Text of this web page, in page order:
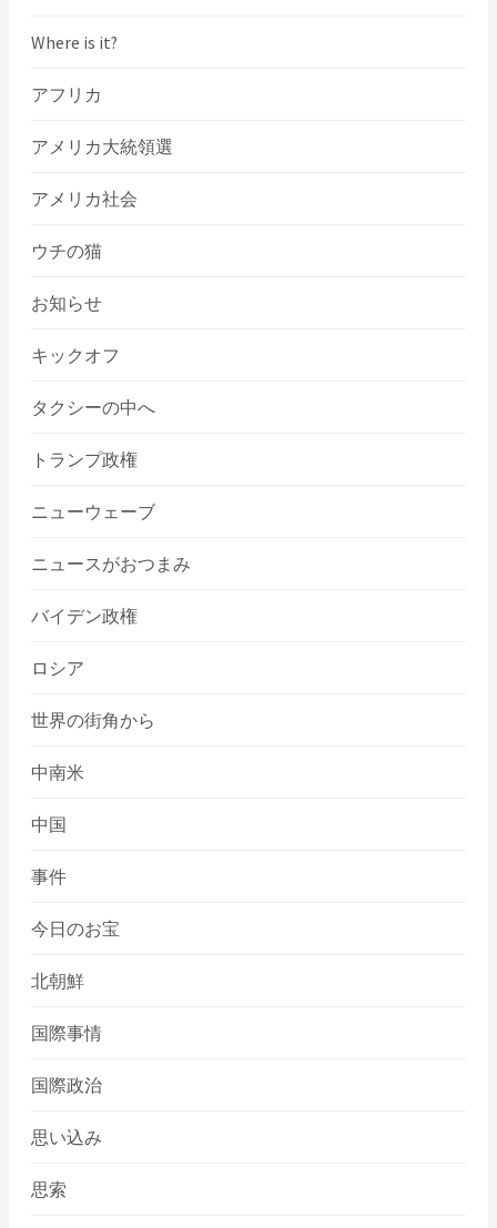
Where is it?
アフリカ
アメリカ大統領選
アメリカ社会
ウチの猫
お知らせ
キックオフ
タクシーの中へ
トランプ政権
ニューウェーブ
ニュースがおつまみ
バイデン政権
ロシア
世界の街角から
中南米
中国
事件
今日のお宝
北朝鮮
国際事情
国際政治
思い込み
思索